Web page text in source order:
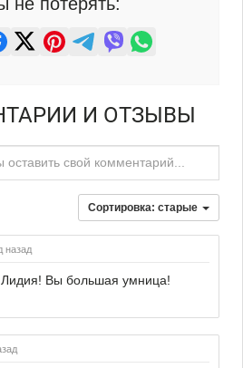
И ОТЗЫВЫ
свой комментарий...
Сортировка: старые
назад
Лидия! Вы большая умница!